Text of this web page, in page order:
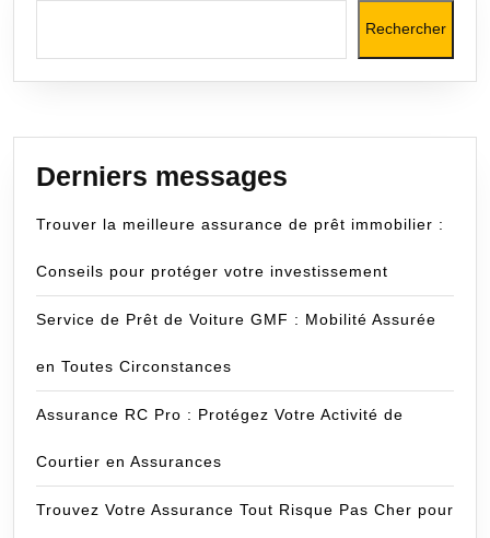
Rechercher
Derniers messages
Trouver la meilleure assurance de prêt immobilier :
Conseils pour protéger votre investissement
Service de Prêt de Voiture GMF : Mobilité Assurée
en Toutes Circonstances
Assurance RC Pro : Protégez Votre Activité de
Courtier en Assurances
Trouvez Votre Assurance Tout Risque Pas Cher pour